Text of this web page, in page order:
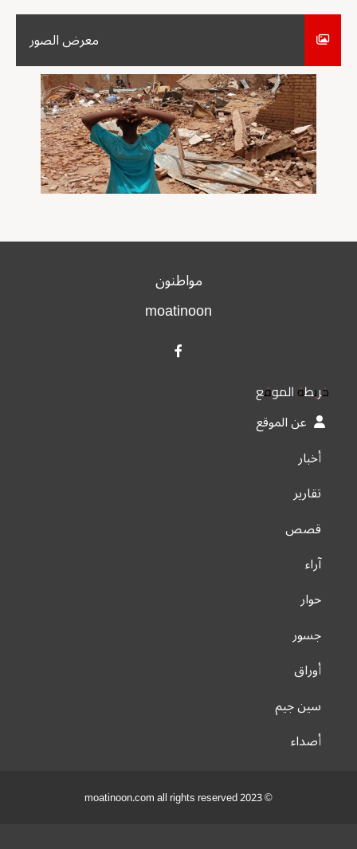
معرض الصور
مواطنون
moatinoon
خريطة الموقع
عن الموقع
أخبار
تقارير
قصص
آراء
حوار
جسور
أوراق
سين جيم
أصداء
© 2023 moatinoon.com all rights reserved